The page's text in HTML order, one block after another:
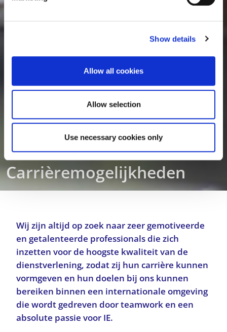
l
c
Show details
Allow all cookies
Allow selection
Use necessary cookies only
Carrièremogelijkheden
Wij zijn altijd op zoek naar zeer gemotiveerde
en getalenteerde professionals die zich
inzetten voor de hoogste kwaliteit van de
dienstverlening, zodat zij hun carrière kunnen
vormgeven en hun doelen bij ons kunnen
bereiken binnen een internationale omgeving
die wordt gedreven door teamwork en een
absolute passie voor IE.